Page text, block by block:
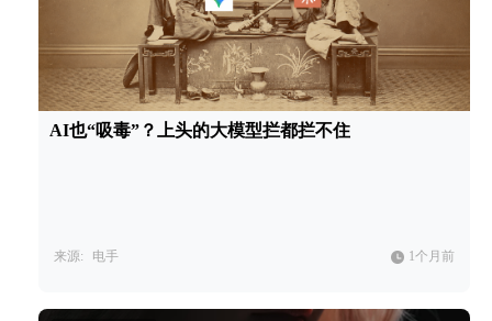
AI也“吸毒”？上头的大模型拦都拦不住
来源: 电手 1个月前